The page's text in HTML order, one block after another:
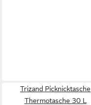
Trizand Picknicktasche
Thermotasche 30 L